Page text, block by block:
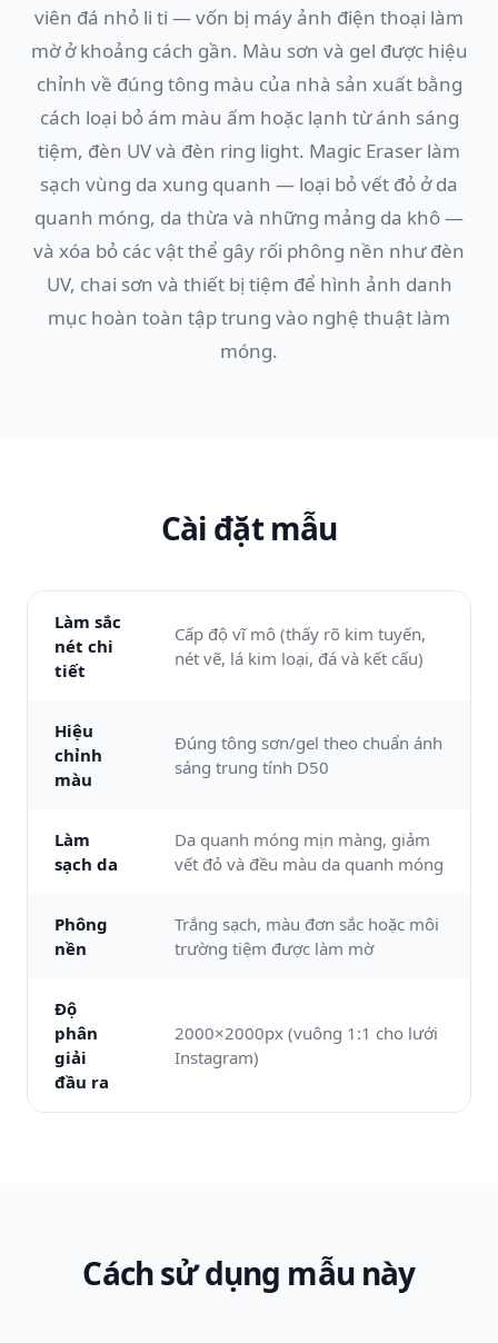
viên đá nhỏ li ti — vốn bị máy ảnh điện thoại làm
mờ ở khoảng cách gần. Màu sơn và gel được hiệu
chỉnh về đúng tông màu của nhà sản xuất bằng
cách loại bỏ ám màu ấm hoặc lạnh từ ánh sáng
tiệm, đèn UV và đèn ring light. Magic Eraser làm
sạch vùng da xung quanh — loại bỏ vết đỏ ở da
quanh móng, da thừa và những mảng da khô —
và xóa bỏ các vật thể gây rối phông nền như đèn
UV, chai sơn và thiết bị tiệm để hình ảnh danh
mục hoàn toàn tập trung vào nghệ thuật làm
móng.
Cài đặt mẫu
Làm sắc
nét chi
tiết
Cấp độ vĩ mô (thấy rõ kim tuyến,
nét vẽ, lá kim loại, đá và kết cấu)
Hiệu
chỉnh
màu
Đúng tông sơn/gel theo chuẩn ánh
sáng trung tính D50
Làm
sạch da
Da quanh móng mịn màng, giảm
vết đỏ và đều màu da quanh móng
Phông
nền
Trắng sạch, màu đơn sắc hoặc môi
trường tiệm được làm mờ
Độ
phân
giải
đầu ra
2000×2000px (vuông 1:1 cho lưới
Instagram)
Cách sử dụng mẫu này